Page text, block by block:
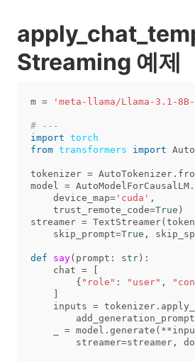
Streaming 예제
m = 'meta-llama/Llama-3.1-
import
torch
from transformers import
tokenizer = AutoTokenizer .
model
= AutoModelForCausalLM .
device_map= 'cuda' ,
trust_remote_code=True )
streamer = TextStreamer(
skip_prompt=True ,
def say( prompt : str):
chat
=
[
{ "role" : "user" ,
]
inputs
= tokenizer .
add_generation_prompt
= model .generate ( **
streamer=streamer ,